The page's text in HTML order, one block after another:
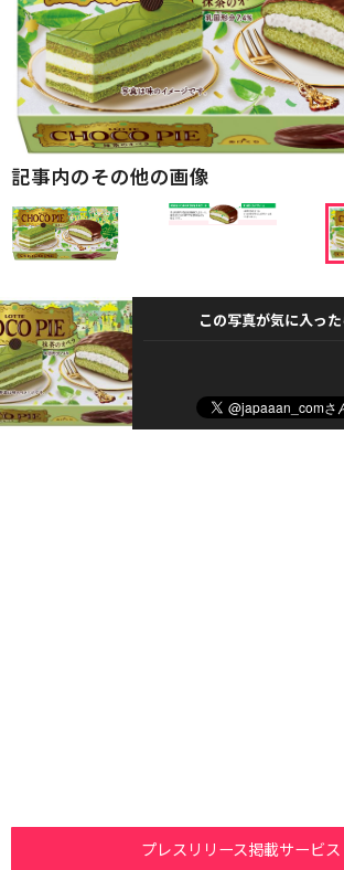
記事内のその他の画像
この写真が気に入った
プレスリリース掲載サービス